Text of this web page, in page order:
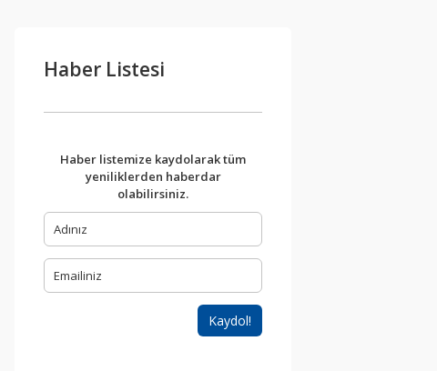
Haber Listesi
Haber listemize kaydolarak tüm
yeniliklerden haberdar
olabilirsiniz.
Kaydol!